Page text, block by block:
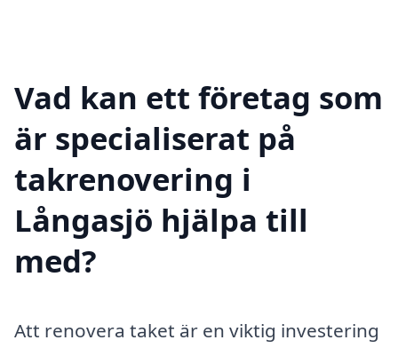
Vad kan ett företag som
är specialiserat på
takrenovering i
Långasjö hjälpa till
med?
Att renovera taket är en viktig investering